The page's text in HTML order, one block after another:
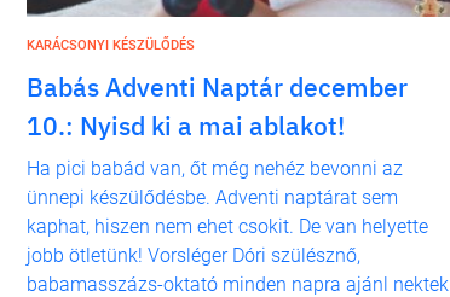
KARÁCSONYI KÉSZÜLŐDÉS
Babás Adventi Naptár december
10.: Nyisd ki a mai ablakot!
Ha pici babád van, őt még nehéz bevonni az
ünnepi készülődésbe. Adventi naptárat sem
kaphat, hiszen nem ehet csokit. De van helyette
jobb ötletünk! Vorsléger Dóri szülésznő,
babamasszázs-oktató minden napra ajánl nektek